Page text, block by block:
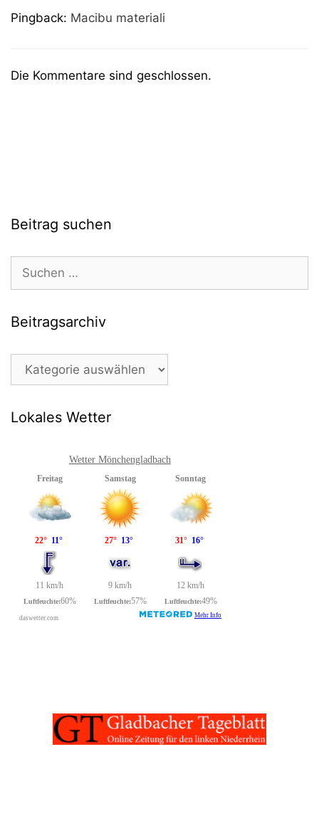
Pingback: Macibu materiali
Die Kommentare sind geschlossen.
Beitrag suchen
Suchen
nach:
Beitragsarchiv
Beitragsarchiv
Lokales Wetter
Wetter Mönchengladbach